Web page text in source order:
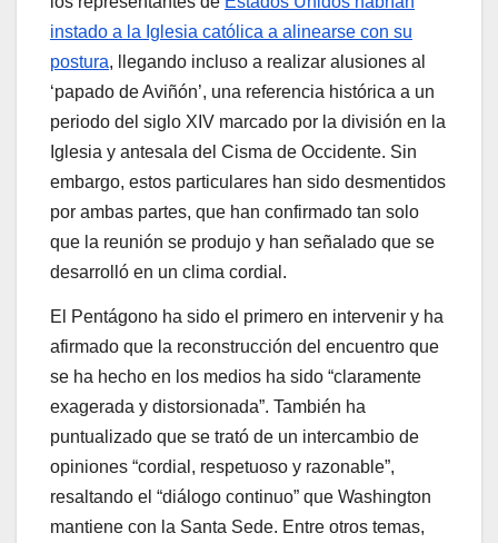
instado a la Iglesia católica a alinearse con su
postura, llegando incluso a realizar alusiones al
‘papado de Aviñón’, una referencia histórica a un
periodo del siglo XIV marcado por la división en la
Iglesia y antesala del Cisma de Occidente. Sin
embargo, estos particulares han sido desmentidos
por ambas partes, que han confirmado tan solo
que la reunión se produjo y han señalado que se
desarrolló en un clima cordial.
El Pentágono ha sido el primero en intervenir y ha
afirmado que la reconstrucción del encuentro que
se ha hecho en los medios ha sido “claramente
exagerada y distorsionada”. También ha
puntualizado que se trató de un intercambio de
opiniones “cordial, respetuoso y razonable”,
resaltando el “diálogo continuo” que Washington
mantiene con la Santa Sede. Entre otros temas,